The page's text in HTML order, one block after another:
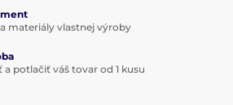
materiály vlastnej výroby
potlačiť váš tovar od 1 kusu